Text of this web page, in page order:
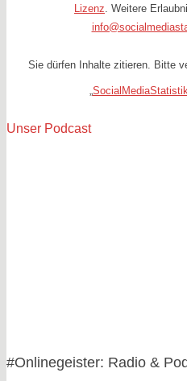
Lizenz . Weitere
Sie dürfen Inhalte zitieren. Bitte
Unser Podcast
#Onlinegeister: Radio &